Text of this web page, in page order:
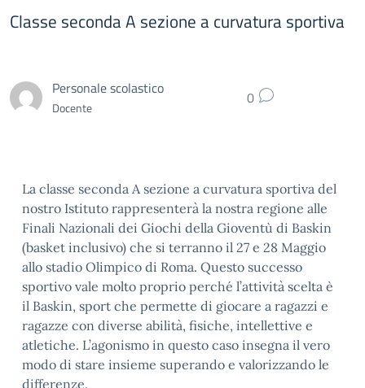
Classe seconda A sezione a curvatura sportiva
Personale scolastico
Docente 0
La classe seconda A sezione a curvatura sportiva del
nostro Istituto rappresenterà la nostra regione alle
Finali Nazionali dei Giochi della Gioventù di Baskin
(basket inclusivo) che si terranno il 27 e 28 Maggio
allo stadio Olimpico di Roma. Questo successo
sportivo vale molto proprio perché l’attività scelta è
il Baskin, sport che permette di giocare a ragazzi e
ragazze con diverse abilità, fisiche, intellettive e
atletiche. L’agonismo in questo caso insegna il vero
modo di stare insieme superando e valorizzando le
differenze.